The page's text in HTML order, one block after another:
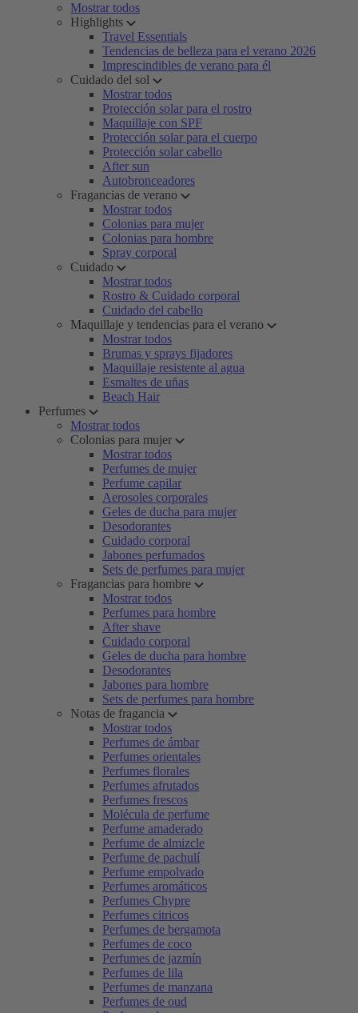
Mostrar todos
Highlights
Travel Essentials
Tendencias de belleza para el verano 2026
Imprescindibles de verano para él
Cuidado del sol
Mostrar todos
Protección solar para el rostro
Maquillaje con SPF
Protección solar para el cuerpo
Protección solar cabello
After sun
Autobronceadores
Fragancias de verano
Mostrar todos
Colonias para mujer
Colonias para hombre
Spray corporal
Cuidado
Mostrar todos
Rostro & Cuidado corporal
Cuidado del cabello
Maquillaje y tendencias para el verano
Mostrar todos
Brumas y sprays fijadores
Maquillaje resistente al agua
Esmaltes de uñas
Beach Hair
Perfumes
Mostrar todos
Colonias para mujer
Mostrar todos
Perfumes de mujer
Perfume capilar
Aerosoles corporales
Geles de ducha para mujer
Desodorantes
Cuidado corporal
Jabones perfumados
Sets de perfumes para mujer
Fragancias para hombre
Mostrar todos
Perfumes para hombre
After shave
Cuidado corporal
Geles de ducha para hombre
Desodorantes
Jabones para hombre
Sets de perfumes para hombre
Notas de fragancia
Mostrar todos
Perfumes de ámbar
Perfumes orientales
Perfumes florales
Perfumes afrutados
Perfumes frescos
Molécula de perfume
Perfume amaderado
Perfume de almizcle
Perfume de pachulí
Perfume empolvado
Perfumes aromáticos
Perfumes Chypre
Perfumes citricos
Perfumes de bergamota
Perfumes de coco
Perfumes de jazmín
Perfumes de lila
Perfumes de manzana
Perfumes de oud